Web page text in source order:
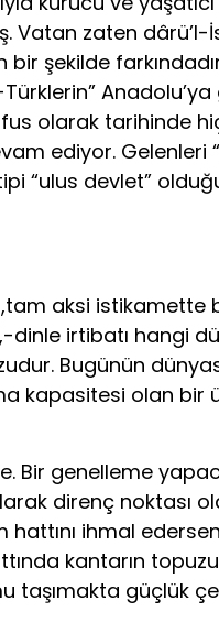
Vatan zaten
şekilde
olarak tarihinde
ediyor. Gelenleri
“ulus devlet”
aksi istikamette
dinle irtibatı hangi
Bugünün
kapasitesi olan
Bir genelleme
direnç noktası
hattını ihmal
kantarın
taşımakta güçlük